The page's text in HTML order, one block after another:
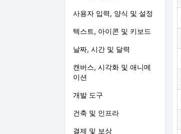
사용자 입력, 양식 및 설정
텍스트, 아이콘 및 키보드
날짜, 시간 및 달력
캔버스, 시각화 및 애니메
이션
개발 도구
건축 및 인프라
결제 및 보상